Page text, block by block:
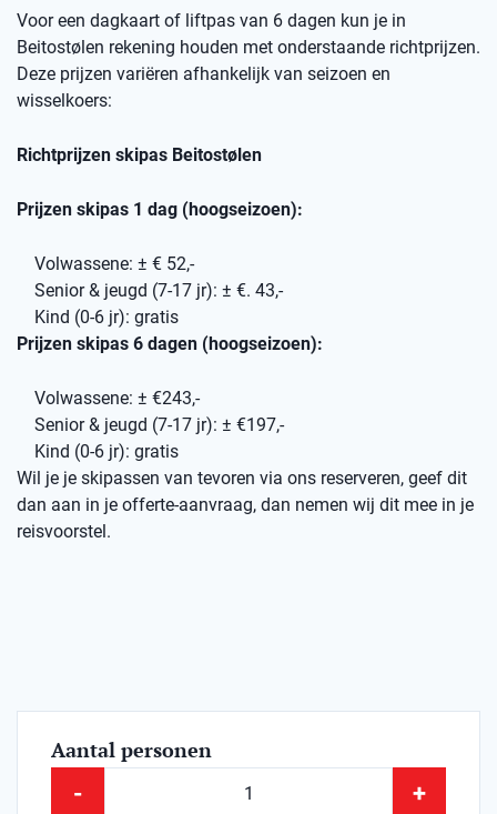
Voor een dagkaart of liftpas van 6 dagen kun je in
Beitostølen rekening houden met onderstaande richtprijzen.
Deze prijzen variëren afhankelijk van seizoen en
wisselkoers:
Richtprijzen skipas Beitostølen
Prijzen skipas 1 dag (hoogseizoen):
Volwassene: ± € 52,-
Senior & jeugd (7-17 jr): ± €. 43,-
Kind (0-6 jr): gratis
Prijzen skipas 6 dagen (hoogseizoen):
Volwassene: ± €243,-
Senior & jeugd (7-17 jr): ± €197,-
Kind (0-6 jr): gratis
Wil je je skipassen van tevoren via ons reserveren, geef dit
dan aan in je offerte-aanvraag, dan nemen wij dit mee in je
reisvoorstel.
Aantal personen
- +